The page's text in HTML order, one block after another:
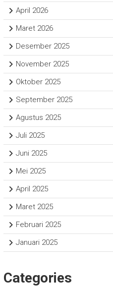
April 2026
Maret 2026
Desember 2025
November 2025
Oktober 2025
September 2025
Agustus 2025
Juli 2025
Juni 2025
Mei 2025
April 2025
Maret 2025
Februari 2025
Januari 2025
Categories